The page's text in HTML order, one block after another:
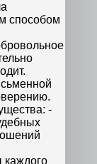
способом
-
каждого